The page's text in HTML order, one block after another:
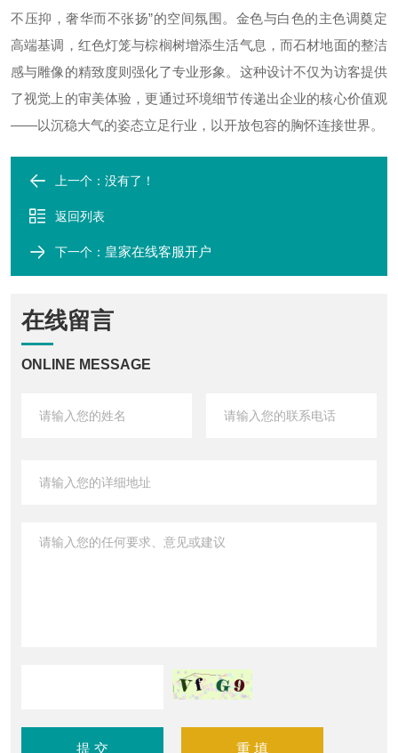
不压抑，奢华而不张扬”的空间氛围。金色与白色的主色调奠定
高端基调，红色灯笼与棕榈树增添生活气息，而石材地面的整洁
感与雕像的精致度则强化了专业形象。这种设计不仅为访客提供
了视觉上的审美体验，更通过环境细节传递出企业的核心价值观
——以沉稳大气的姿态立足行业，以开放包容的胸怀连接世界。
上一个：没有了！
返回列表
下一个： 皇家在线客服开户
在线留言
ONLINE MESSAGE